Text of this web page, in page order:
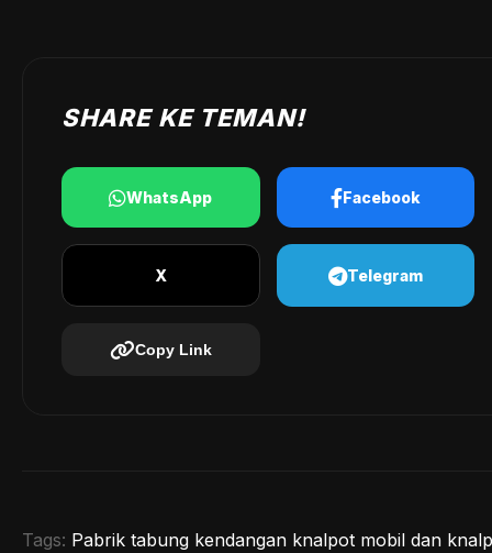
SHARE KE TEMAN!
WhatsApp Facebook
X Telegram
Copy Link
Tags: Pabrik tabung kendangan knalpot mobil dan